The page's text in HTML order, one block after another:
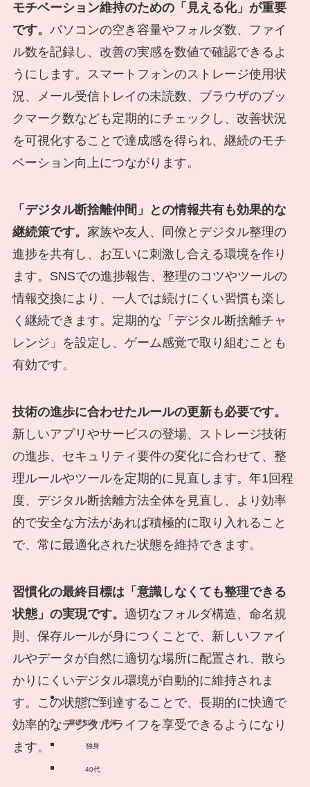
モチベーション維持のための「見える化」が重要
です。 パソコンの空き容量やフォルダ数、ファイ
ル数を記録し、改善の実感を数値で確認できるよ
うにします。スマートフォンのストレージ使用状
況、メール受信トレイの未読数、ブラウザのブッ
クマーク数なども定期的にチェックし、改善状況
を可視化することで達成感を得られ、継続のモチ
ベーション向上につながります。
「デジタル断捨離仲間」との情報共有も効果的な
継続策です。 家族や友人、同僚とデジタル整理の
進捗を共有し、お互いに刺激し合える環境を作り
ます。SNSでの進捗報告、整理のコツやツールの
情報交換により、一人では続けにくい習慣も楽し
く継続できます。定期的な「デジタル断捨離チャ
レンジ」を設定し、ゲーム感覚で取り組むことも
有効です。
技術の進歩に合わせたルールの更新も必要です。
新しいアプリやサービスの登場、ストレージ技術
の進歩、セキュリティ要件の変化に合わせて、整
理ルールやツールを定期的に見直します。年1回程
度、デジタル断捨離方法全体を見直し、より効率
的で安全な方法があれば積極的に取り入れること
で、常に最適化された状態を維持できます。
習慣化の最終目標は「意識しなくても整理できる
状態」の実現です。 適切なフォルダ構造、命名規
則、保存ルールが身につくことで、新しいファイ
ルやデータが自然に適切な場所に配置され、散ら
かりにくいデジタル環境が自動的に維持されま
す。この状態に到達することで、長期的に快適で
効率的なデジタルライフを享受できるようになり
ます。
ホーム
基礎知識・準備
独身
40代